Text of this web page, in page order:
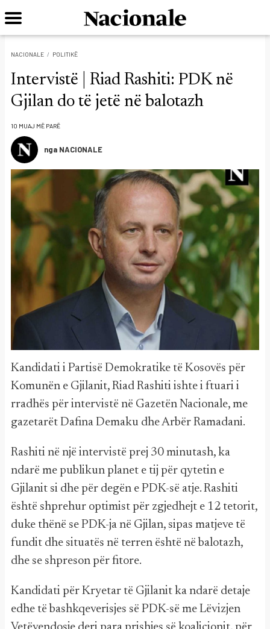
NACIONALE POLITIKË
Intervistë | Riad Rashiti: PDK në
Gjilan do të jetë në balotazh
10 MUAJ MË PARË
nga NACIONALE
Kandidati i Partisë Demokratike të Kosovës për
Komunën e Gjilanit, Riad Rashiti ishte i ftuari i
rradhës për intervistë në Gazetën Nacionale, me
gazetarët Dafina Demaku dhe Arbër Ramadani.
Rashiti në një intervistë prej 30 minutash, ka
ndarë me publikun planet e tij për qytetin e
Gjilanit si dhe për degën e PDK-së atje. Rashiti
është shprehur optimist për zgjedhejt e 12 tetorit,
duke thënë se PDK-ja në Gjilan, sipas matjeve të
fundit dhe situatës në terren është në balotazh,
dhe se shpreson për fitore.
Kandidati për Kryetar të Gjilanit ka ndarë detaje
edhe të bashkqeverisjes së PDK-së me Lëvizjen